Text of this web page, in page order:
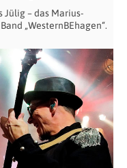
Jülig – das Marius-
„WesternBEhagen“.